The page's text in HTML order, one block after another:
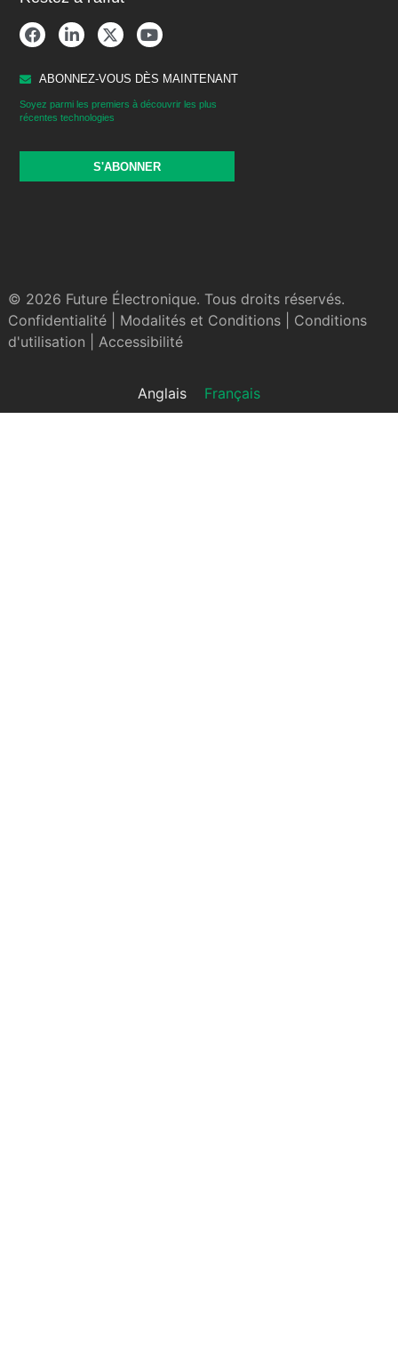
ABONNEZ-VOUS DÈS MAINTENANT
Soyez parmi les premiers à découvrir les plus
récentes technologies
S'ABONNER
© 2026 Future Électronique. Tous droits réservés.
Confidentialité| Modalités et Conditions| Conditions
d'utilisation
Accessibilité
Anglais Français